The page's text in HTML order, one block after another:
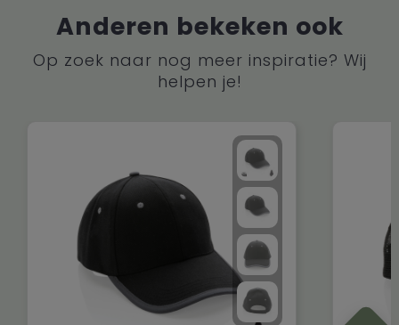
Anderen bekeken ook
Op zoek naar nog meer inspiratie? Wij
helpen je!